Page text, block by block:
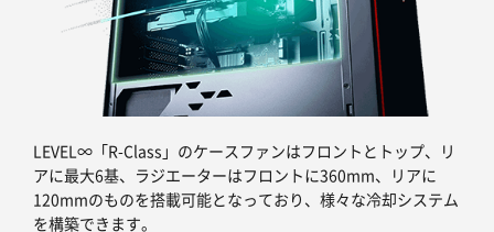
LEVEL∞「R-Class」のケースファンはフロントとトップ、リ
アに最大6基、ラジエーターはフロントに360mm、リアに
120mmのものを搭載可能となっており、様々な冷却システム
を構築できます。